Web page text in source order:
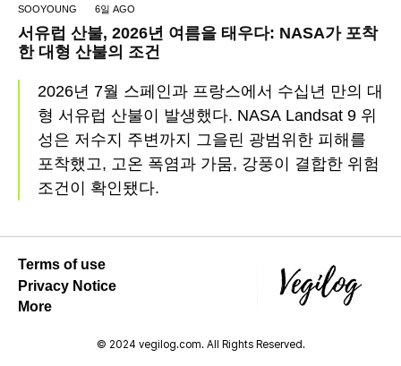
SOOYOUNG 6일 AGO
서유럽 산불, 2026년 여름을 태우다: NASA가 포착
한 대형 산불의 조건
2026년 7월 스페인과 프랑스에서 수십년 만의 대
형 서유럽 산불이 발생했다. NASA Landsat 9 위
성은 저수지 주변까지 그을린 광범위한 피해를
포착했고, 고온 폭염과 가뭄, 강풍이 결합한 위험
조건이 확인됐다.
Terms of use
Privacy Notice
More
© 2024 vegilog.com. All Rights Reserved.